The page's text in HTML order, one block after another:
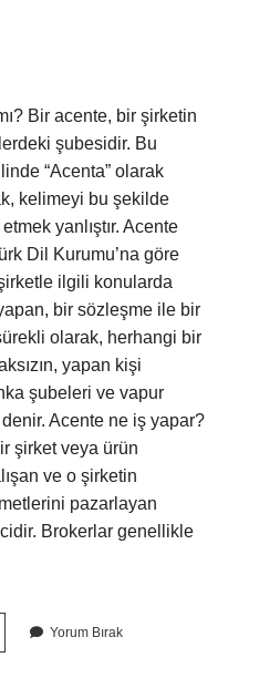
Bir acente, bir şirketin
şubesidir. Bu
“Acenta” olarak
kelimeyi bu şekilde
yanlıştır. Acente
Dil Kurumu’na göre
ilgili konularda
bir sözleşme ile bir
olarak, herhangi bir
yapan kişi
şubeleri ve vapur
Acente ne iş yapar?
şirket veya ürün
ve o şirketin
pazarlayan
Brokerlar genellikle
Yorum Bırak